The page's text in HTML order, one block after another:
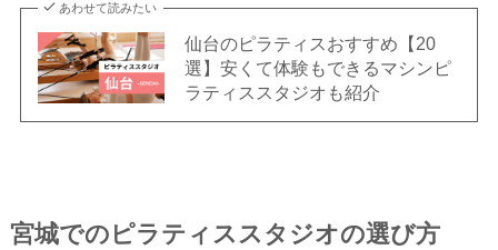
あわせて読みたい
仙台のピラティスおすすめ【20
選】安くて体験もできるマシンピ
ラティススタジオも紹介
宮城でのピラティススタジオの選び方